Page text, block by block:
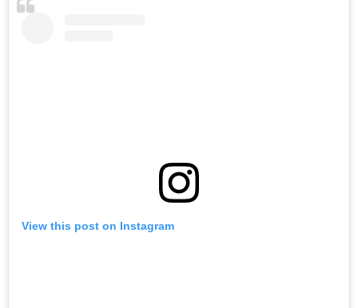
View this post on Instagram